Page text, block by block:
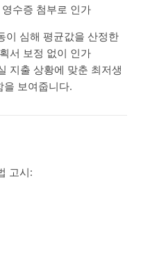
수증 첨부로 인가
이 심해 평균값을 산정한
서 보정 없이 인가
지출 상황에 맞춘 최저생
을 보여줍니다.
고시: